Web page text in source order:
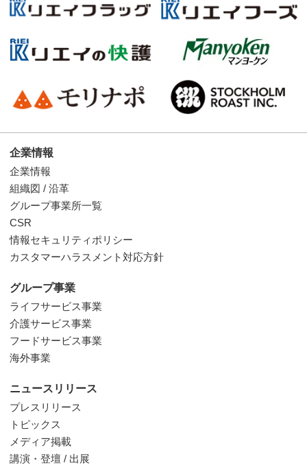
企業情報
企業情報
組織図 / 沿革
グループ事業所一覧
CSR
情報セキュリティポリシー
カスタマーハラスメント対応方針
グループ事業
ライフサービス事業
介護サービス事業
フードサービス事業
海外事業
ニュースリリース
プレスリリース
トピックス
メディア掲載
講演・登壇 / 出展